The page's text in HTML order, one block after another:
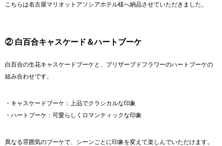
こちらは名古屋マリオットアソシアホテル様へ納品させていただきました。
② 白百合キャスケード＆ハートブーケ
白百合の生花キャスケードブーケと、プリザーブドフラワーのハートブーケの
組み合わせです。
・キャスケードブーケ：上品でクラシカルな印象
・ハートブーケ：可愛らしくロマンティックな印象
異なる雰囲気のブーケで、シーンごとに印象を変えて楽しんでいただけます。